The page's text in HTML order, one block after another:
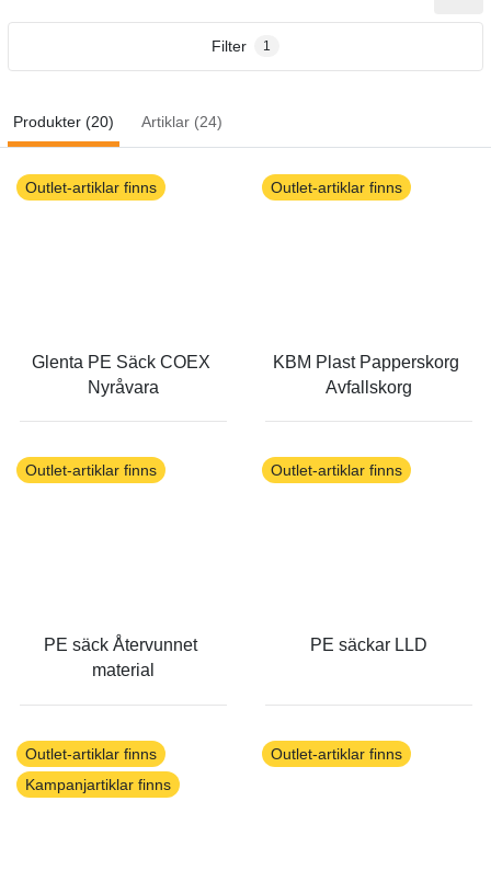
Filter 1
Produkter (20) Artiklar (24)
Outlet-artiklar finns
Glenta PE Säck COEX
Nyråvara
Outlet-artiklar finns
KBM Plast Papperskorg
Avfallskorg
Outlet-artiklar finns
PE säck Återvunnet
material
Outlet-artiklar finns
PE säckar LLD
Outlet-artiklar finns
Kampanjartiklar finns
Outlet-artiklar finns